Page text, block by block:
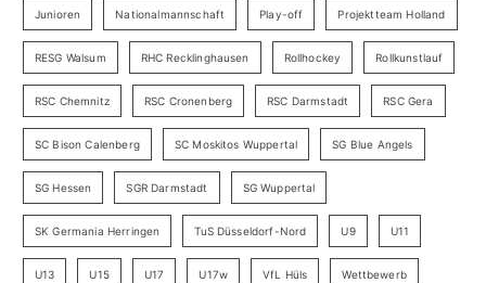
Junioren Nationalmannschaft Play-off Projektteam Holland
RESG Walsum RHC Recklinghausen Rollhockey Rollkunstlauf
RSC Chemnitz RSC Cronenberg RSC Darmstadt RSC Gera
SC Bison Calenberg SC Moskitos Wuppertal SG Blue Angels
SG Hessen SGR Darmstadt SG Wuppertal
SK Germania Herringen TuS Düsseldorf-Nord U9 U11
U13 U15 U17 U17w VfL Hüls Wettbewerb